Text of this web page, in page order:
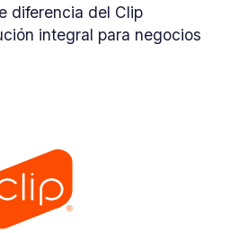
diferencia del Clip
integral para negocios